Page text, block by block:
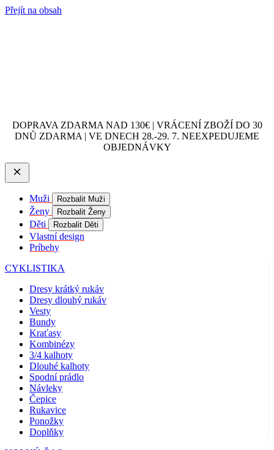
Přejít na obsah
DOPRAVA ZDARMA NAD 130€ | VRÁCENÍ ZBOŽÍ DO 30
DNŮ ZDARMA | VE DNECH 28.-29. 7. NEEXPEDUJEME
OBJEDNÁVKY
Muži Rozbalit Muži
Ženy Rozbalit Ženy
Děti Rozbalit Děti
Vlastní design
Príbehy
CYKLISTIKA
Dresy krátký rukáv
Dresy dlouhý rukáv
Vesty
Bundy
Kraťasy
Kombinézy
3/4 kalhoty
Dlouhé kalhoty
Spodní prádlo
Návleky
Čepice
Rukavice
Ponožky
Doplňky